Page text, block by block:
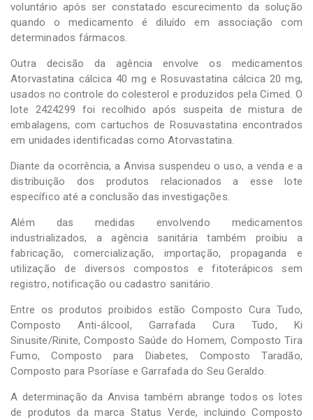
voluntário após ser constatado escurecimento da solução
quando o medicamento é diluído em associação com
determinados fármacos.
Outra decisão da agência envolve os medicamentos
Atorvastatina cálcica 40 mg e Rosuvastatina cálcica 20 mg,
usados no controle do colesterol e produzidos pela Cimed. O
lote 2424299 foi recolhido após suspeita de mistura de
embalagens, com cartuchos de Rosuvastatina encontrados
em unidades identificadas como Atorvastatina.
Diante da ocorrência, a Anvisa suspendeu o uso, a venda e a
distribuição dos produtos relacionados a esse lote
específico até a conclusão das investigações.
Além das medidas envolvendo medicamentos
industrializados, a agência sanitária também proibiu a
fabricação, comercialização, importação, propaganda e
utilização de diversos compostos e fitoterápicos sem
registro, notificação ou cadastro sanitário.
Entre os produtos proibidos estão Composto Cura Tudo,
Composto Anti-álcool, Garrafada Cura Tudo, Ki
Sinusite/Rinite, Composto Saúde do Homem, Composto Tira
Fumo, Composto para Diabetes, Composto Taradão,
Composto para Psoríase e Garrafada do Seu Geraldo.
A determinação da Anvisa também abrange todos os lotes
de produtos da marca Status Verde, incluindo Composto